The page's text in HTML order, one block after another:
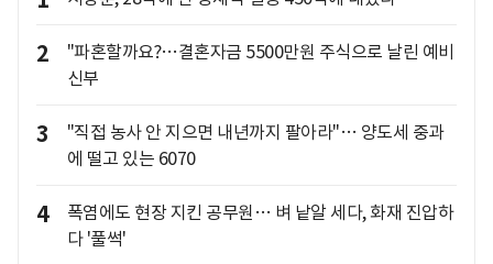
2
"파혼할까요?…결혼자금 5500만원 주식으로 날린 예비
신부
3
"직접 농사 안 지으면 내년까지 팔아라"… 양도세 중과
에 떨고 있는 6070
4
폭염에도 현장 지킨 공무원… 벼 낱알 세다, 화재 진압하
다 '풀썩'